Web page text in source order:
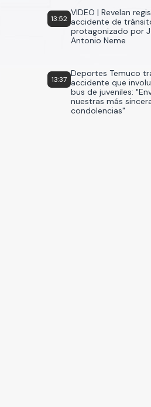
13:52
VIDEO | Revelan
accidente de
protagonizado por
Antonio Neme
13:37
Deportes Temuco
accidente que
bus de juveniles:
nuestras más
condolencias"